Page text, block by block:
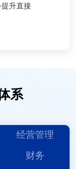
升直接
系
经营管理
财务